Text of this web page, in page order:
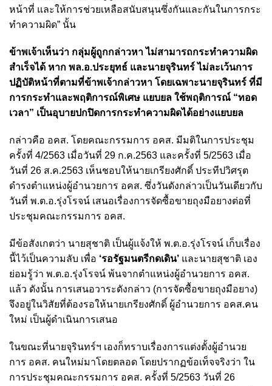
หน้าที่ และให้การช่วยเหลือสนับสนุนซึ่งกันและกันในการกระ
ทำความผิด” นั้น
ข้าพเจ้าเห็นว่า กลุ่มผู้ถูกกล่าวหา ไม่สามารถกระทำความผิด
สำเร็จได้ หาก พล.อ.ประยุทธ์ และนายจุรินทร์ ไม่ละเว้นการ
ปฏิบัติหน้าที่ตามที่ข้าพเจ้ากล่าวหา โดยเฉพาะนายจุรินทร์ ที่มี
การกระทำและพฤติการณ์พิเศษ แยบยล ใช้พฤติการณ์ “ทอด
เวลา” เป็นอุบายปกปิดการกระทำความผิดได้อย่างแยบยล
กล่าวคือ อคส. โดยคณะกรรมการ อคส. มีมติในการประชุม
ครั้งที่ 4/2563 เมื่อวันที่ 29 ก.ค.2563 และครั้งที่ 5/2563 เมื่อ
วันที่ 26 ส.ค.2563 เห็นชอบให้นายเกรียงศักดิ์ ประทีปวิศรุต
ดำรงตำแหน่งผู้อำนวยการ อคส. ซึ่งวันดังกล่าวเป็นวันเดียวกับ
วันที่ พ.ต.อ.รุ่งโรจน์ เสนอเรื่องการจัดซื้อขายถุงมือยางต่อที่
ประชุมคณะกรรมการ อคส.
มีข้อสังเกตว่า นายสุชาติ เป็นผู้แจ้งให้ พ.ต.อ.รุ่งโรจน์ เก็บเรื่อง
นี้ไว้เป็นความลับ เพื่อ ‘รอรัฐมนตรีกดเดิน’ และนายสุชาติ เอง
ย่อมรู้ว่า พ.ต.อ.รุ่งโรจน์ พ้นจากตำแหน่งผู้อำนวยการ อคส.
แล้ว ดังนั้น การเสนอวาระดังกล่าว (การจัดซื้อขายถุงมือยาง)
จึงอยู่ในวิสัยที่ต้องรอให้นายเกรียงศักดิ์ ผู้อำนวยการ อคส.คน
ใหม่ เป็นผู้ดำเนินการเสนอ
ในขณะที่นายจุรินทร์ฯ เองก็ทราบเรื่องการแต่งตั้งผู้อำนวย
การ อคส. คนใหม่มาโดยตลอด โดยปรากฏข้อเท็จจริงว่า ใน
การประชุมคณะกรรมการ อคส. ครั้งที่ 5/2563 วันที่ 26